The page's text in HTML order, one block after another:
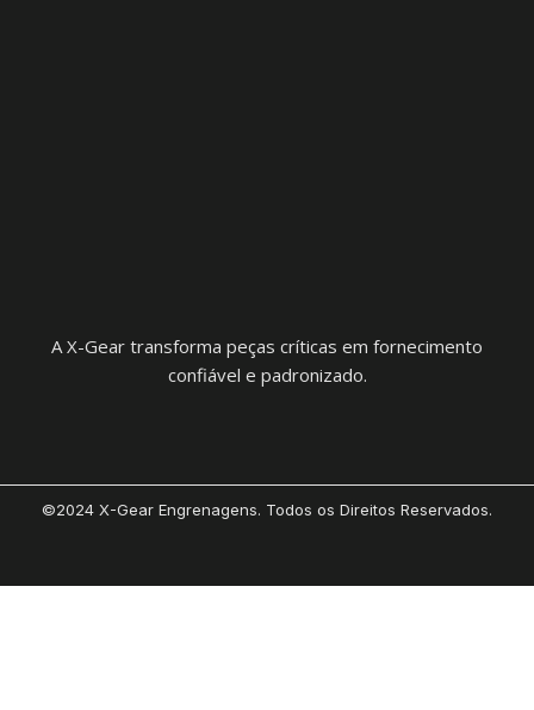
A X-Gear transforma peças críticas em fornecimento
confiável e padronizado.
©2024 X-Gear Engrenagens. Todos os Direitos Reservados.